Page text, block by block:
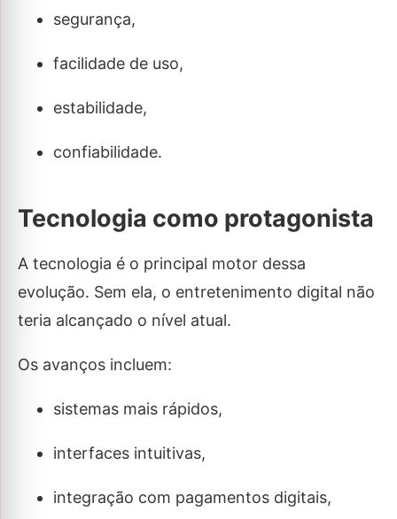
segurança,
facilidade de uso,
estabilidade,
confiabilidade.
Tecnologia como protagonista
A tecnologia é o principal motor dessa
evolução. Sem ela, o entretenimento digital não
teria alcançado o nível atual.
Os avanços incluem:
sistemas mais rápidos,
interfaces intuitivas,
integração com pagamentos digitais,